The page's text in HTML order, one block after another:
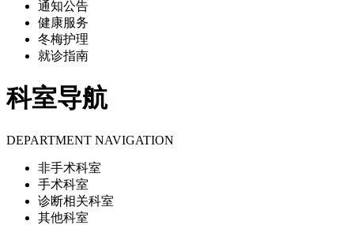
通知公告
健康服务
冬梅护理
就诊指南
科室导航
DEPARTMENT NAVIGATION
非手术科室
手术科室
诊断相关科室
其他科室